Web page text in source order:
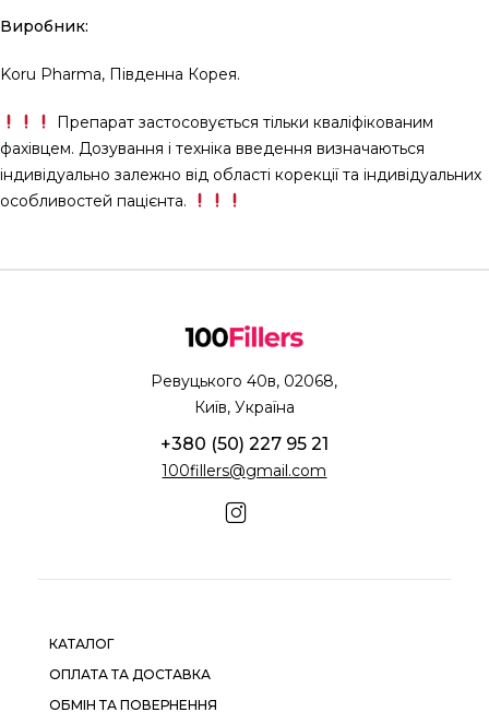
Виробник:
Koru Pharma, Південна Корея.
Препарат застосовується тільки кваліфікованим
фахівцем. Дозування і техніка введення визначаються
індивідуально залежно від області корекції та індивідуальних
особливостей пацієнта.
Ревуцького 40в, 02068,
Київ, Україна
+380 (50) 227 95 21
100fillers@gmail.com
КАТАЛОГ
ОПЛАТА ТА ДОСТАВКА
ОБМІН ТА ПОВЕРНЕННЯ